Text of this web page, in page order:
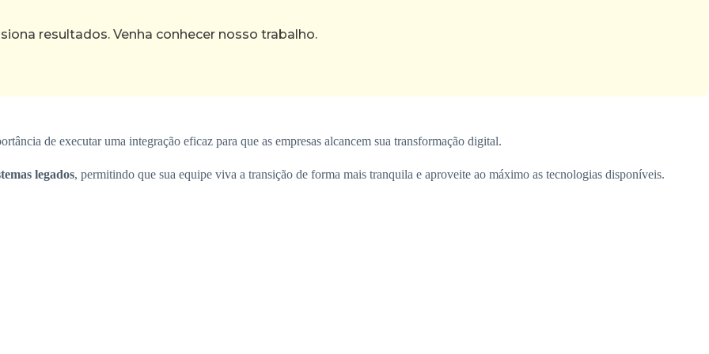
resultados. Venha conhecer nosso trabalho.
de executar uma integração eficaz para que as empresas alcancem sua transformação digital.
legados, permitindo que sua equipe viva a transição de forma mais tranquila e aproveite ao máximo as tecnologias disponíveis.